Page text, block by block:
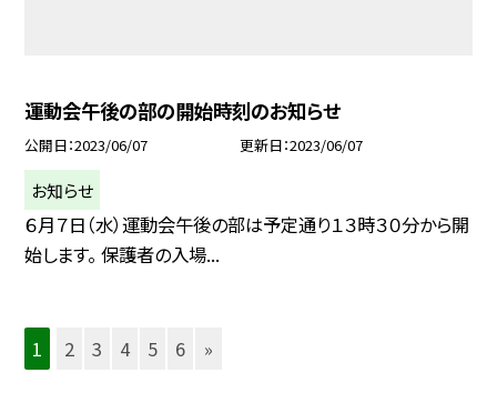
運動会午後の部の開始時刻のお知らせ
公開日 2023/06/07 更新日 2023/06/07
お知らせ
６月７日（水）運動会午後の部は予定通り１３時３０分から開
始します。 保護者の入場...
1 2 3 4 5 6 »